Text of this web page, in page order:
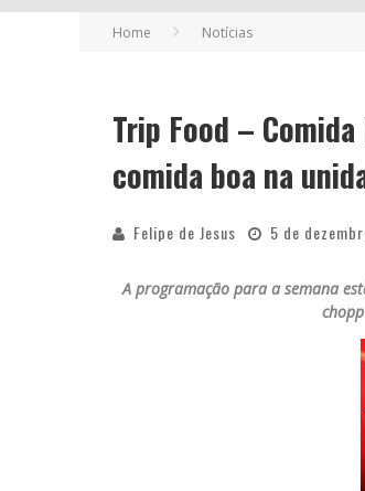
Home Notícias
Trip Food –
comida boa na
Felipe de Jesus 5 de
A programação para a semana